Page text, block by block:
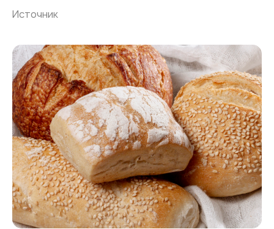
Источник
«Ительменский
и Begin
bakery
создали